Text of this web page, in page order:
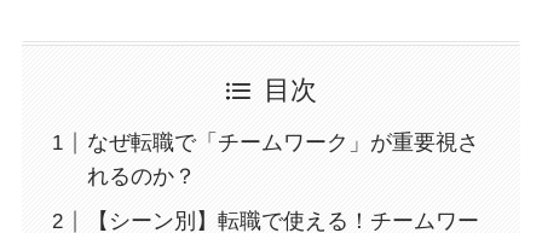
目次
なぜ転職で「チームワーク」が重要視さ
れるのか？
【シーン別】転職で使える！チームワー